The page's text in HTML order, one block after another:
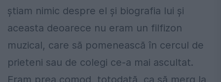
ştiam nimic despre el şi biografia lui şi
aceasta deoarece nu eram un filfizon
muzical, care să pomenească în cercul de
prieteni sau de colegi ce-a mai ascultat.
Eram prea comod, totodată, ca să merg la